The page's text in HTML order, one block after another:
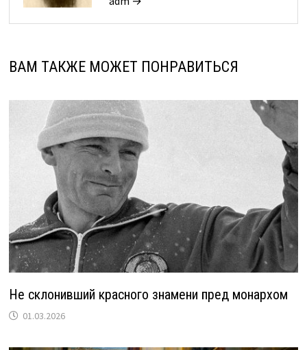
ВАМ ТАКЖЕ МОЖЕТ ПОНРАВИТЬСЯ
Не склонивший красного знамени пред монархом
01.03.2026